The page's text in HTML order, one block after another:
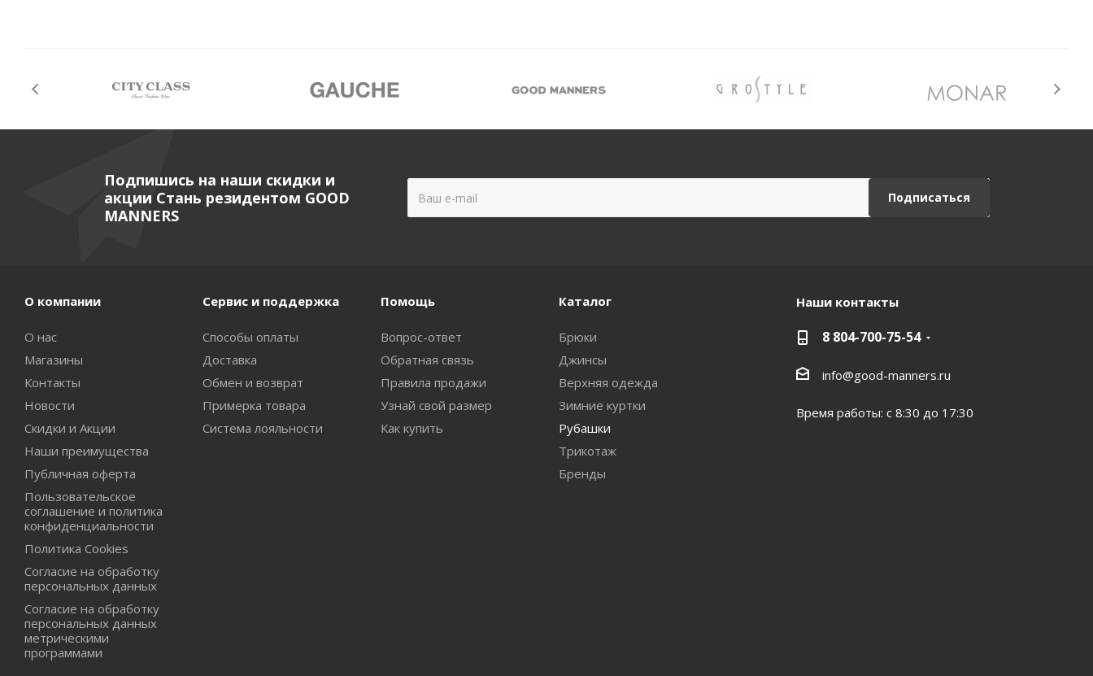
Подпишись на наши скидки и
акции Стань резидентом GOOD
MANNERS
О компании
О нас
Магазины
Контакты
Новости
Скидки и Акции
Наши преимущества
Публичная оферта
Пользовательское
соглашение и политика
конфиденциальности
Политика Cookies
Согласие на обработку
персональных данных
Согласие на обработку
персональных данных
метрическими
программами
Сервис и поддержка
Способы оплаты
Доставка
Обмен и возврат
Примерка товара
Система лояльности
Помощь
Вопрос-ответ
Обратная связь
Правила продажи
Узнай свой размер
Как купить
Каталог
Брюки
Джинсы
Верхняя одежда
Зимние куртки
Рубашки
Трикотаж
Бренды
Наши контакты
8 804-700-75-54
info@good-manners.ru
Время работы: с 8:30 до 17:30